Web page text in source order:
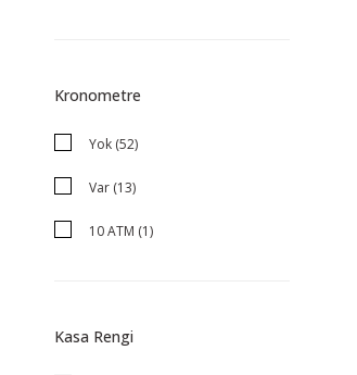
Kronometre
Yok (52)
Var (13)
10 ATM (1)
Kasa Rengi